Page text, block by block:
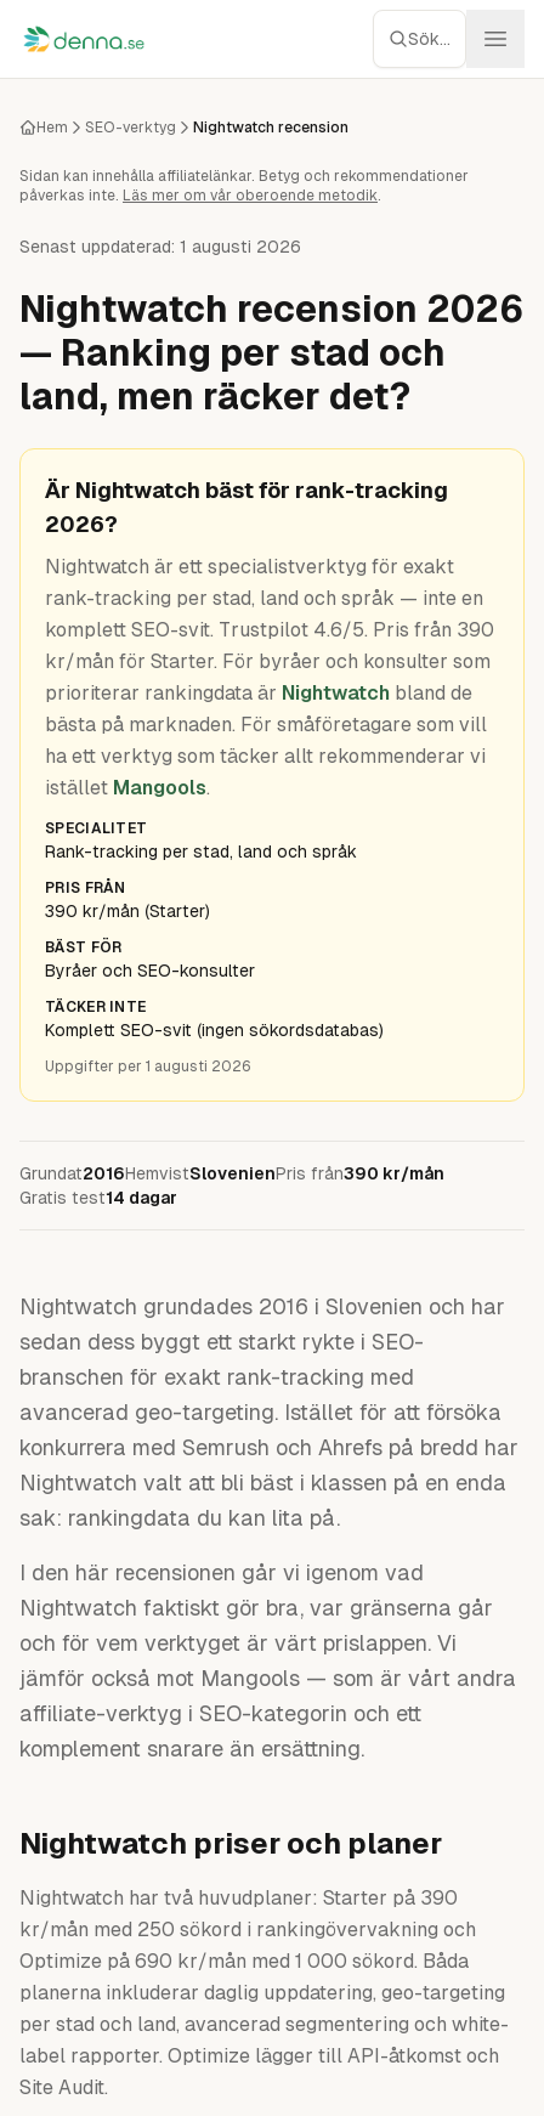
Hoppa till innehåll Sök...
Webbhotell
Managed WP
Servrar
Nätverk
Molnlagring
Verktyg
Guider
Hem SEO-verktyg Nightwatch recension
Sidan kan innehålla affiliatelänkar. Betyg och rekommendationer
påverkas inte. Läs mer om vår oberoende metodik.
Senast uppdaterad: 1 augusti 2026
Nightwatch recension 2026
— Ranking per stad och
land, men räcker det?
Är Nightwatch bäst för rank-tracking
2026?
Nightwatch är ett specialistverktyg för exakt
rank-tracking per stad, land och språk — inte en
komplett SEO-svit. Trustpilot 4.6/5. Pris från 390
kr/mån för Starter. För byråer och konsulter som
prioriterar rankingdata är Nightwatch bland de
bästa på marknaden. För småföretagare som vill
ha ett verktyg som täcker allt rekommenderar vi
istället Mangools.
SPECIALITET
Rank-tracking per stad, land och språk
PRIS FRÅN
390 kr/mån (Starter)
BÄST FÖR
Byråer och SEO-konsulter
TÄCKER INTE
Komplett SEO-svit (ingen sökordsdatabas)
Uppgifter per 1 augusti 2026
Grundat2016HemvistSlovenienPris från390 kr/mån
Gratis test14 dagar
Nightwatch grundades 2016 i Slovenien och har
sedan dess byggt ett starkt rykte i SEO-
branschen för exakt rank-tracking med
avancerad geo-targeting. Istället för att försöka
konkurrera med Semrush och Ahrefs på bredd har
Nightwatch valt att bli bäst i klassen på en enda
sak: rankingdata du kan lita på.
I den här recensionen går vi igenom vad
Nightwatch faktiskt gör bra, var gränserna går
och för vem verktyget är värt prislappen. Vi
jämför också mot Mangools — som är vårt andra
affiliate-verktyg i SEO-kategorin och ett
komplement snarare än ersättning.
Nightwatch priser och planer
Nightwatch har två huvudplaner: Starter på 390
kr/mån med 250 sökord i rankingövervakning och
Optimize på 690 kr/mån med 1 000 sökord. Båda
planerna inkluderar daglig uppdatering, geo-targeting
per stad och land, avancerad segmentering och white-
label rapporter. Optimize lägger till API-åtkomst och
Site Audit.